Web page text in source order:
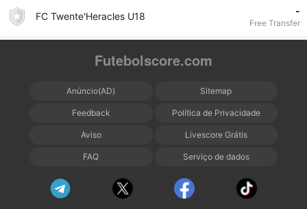
FC Twente'Heracles U18 -
Free Transfer
Futebolscore.com
Anúncio(AD) Sitemap
Feedback Política de Privacidade
Aviso Livescore Grátis
FAQ Serviço de dados